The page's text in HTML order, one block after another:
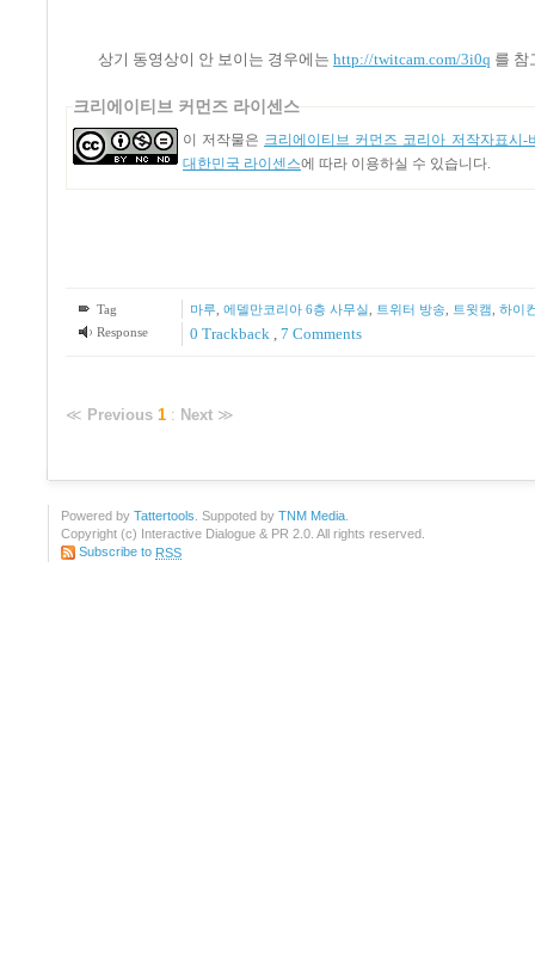
상기 동영상이 안 보이는 경우에는 http://twitcam.com/3i0q 를 참
크리에이티브 커먼즈 라이센스
이 저작물은 크리에이티브 커먼즈 코리아 저작자표시-
대한민국 라이센스에 따라 이용하실 수 있습니다.
Tag 마루, 에델만코리아 6층 사무실 트위터 방송 트윗캠 하이
Response
0 Trackback 7 Comments
≪ Previous 1 : Next ≫
Powered by Tattertools . Suppoted by TNM Media
Copyright (c) Interactive Dialogue & PR 2.0. All rights reserved.
Subscribe to RSS